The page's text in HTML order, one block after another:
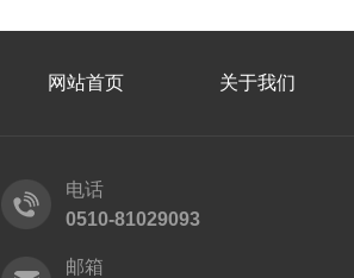
网站首页 关于我们
电话
0510-81029093
邮箱